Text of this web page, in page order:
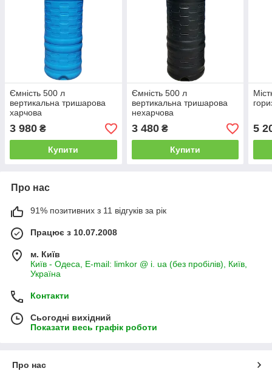
Ємність 500 л
вертикальна тришарова
харчова
3 980 ₴
Купити
Ємність 500 л
вертикальна тришарова
нехарчова
3 480₴
Купити
5
Про нас
91% позитивних з 11 відгуків за рік
Працює з 10.07.2008
м. Київ
Київ - Одеса, E-mail: limkor @ i. ua (без пробілів), Київ,
Україна
Контакти
Сьогодні вихідний
Показати весь графік роботи
Про нас